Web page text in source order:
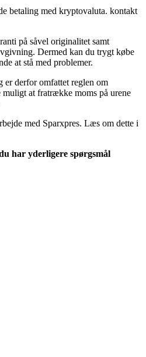
betaling med kryptovaluta. kontakt
på såvel originalitet samt
Dermed kan du trygt købe
at stå med problemer.
er derfor omfattet reglen om
at fratrække moms på urene
med Sparxpres. Læs om dette i
har yderligere spørgsmål